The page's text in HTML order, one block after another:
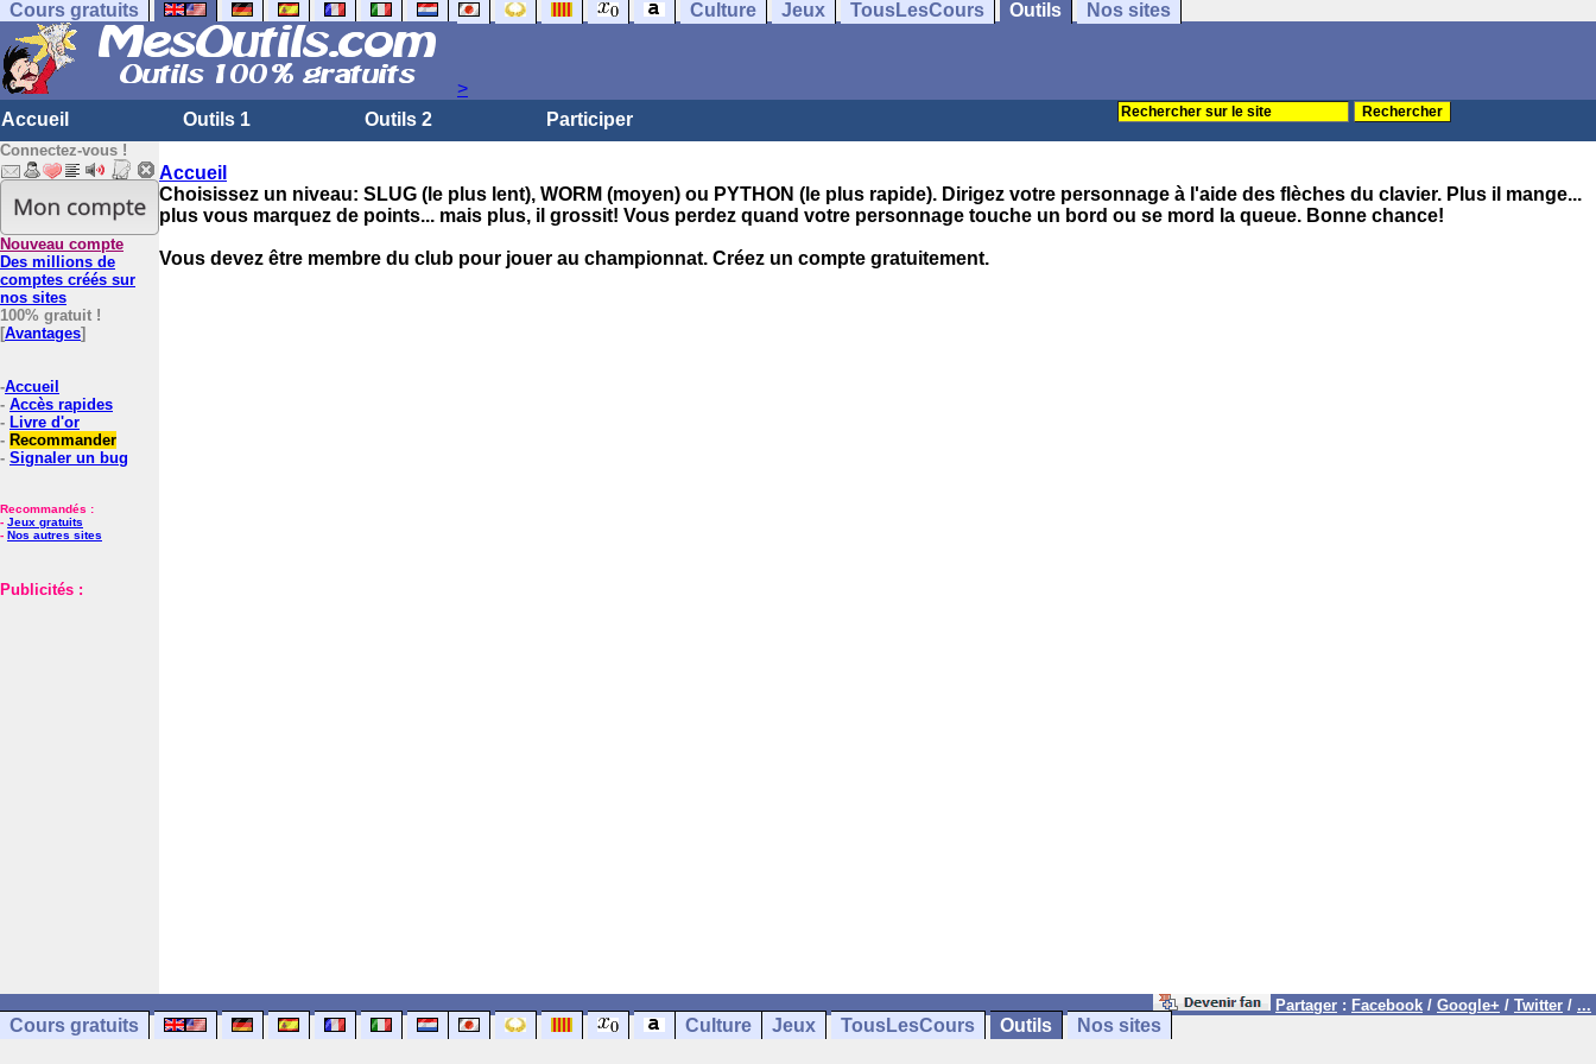
Cours gratuits Culture Jeux TousLesCours Outils Nos sites
>
Accueil
Outils 1 Outils 2 Participer
Connectez-vous !
Nouveau compte
Des millions de
comptes créés sur
nos sites
100% gratuit !
[Avantages]
-Accueil
- Accès rapides
- Livre d'or
- Recommander
- Signaler un bug
Recommandés :
- Jeux gratuits
- Nos autres sites
Publicités :
Accueil
Choisissez un niveau: SLUG (le plus lent), WORM (moyen) ou PYTHON (le plus rapide). Dirigez votre personnage à l'aide des flèches du clavier. Plus il mange...
plus vous marquez de points... mais plus, il grossit! Vous perdez quand votre personnage touche un bord ou se mord la queue. Bonne chance!
Vous devez être membre du club pour jouer au championnat. Créez un compte gratuitement.
Partager : Facebook / Google+ / Twitter / ...
Cours gratuits Culture Jeux TousLesCours Outils Nos sites